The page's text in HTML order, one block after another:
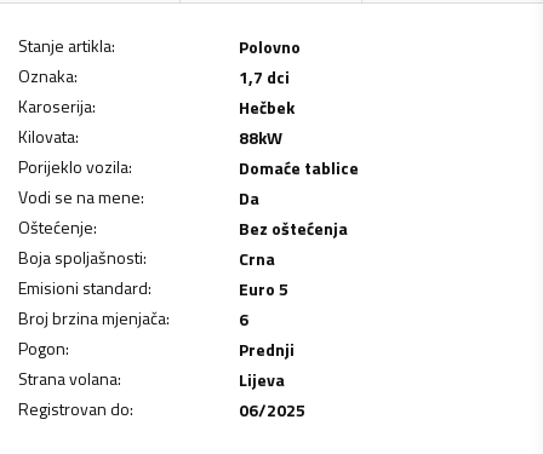
Stanje artikla:
Polovno
Oznaka:
1,7 dci
Karoserija:
Hečbek
Kilovata: 88kW
Porijeklo vozila:
Domaće tablice
Vodi se na mene:
Da
Oštećenje:
Bez oštećenja
Boja spoljašnosti:
Crna
Emisioni standard:
Euro 5
Broj brzina mjenjača:
6
Pogon:
Prednji
Strana volana:
Lijeva
Registrovan do: 06/2025